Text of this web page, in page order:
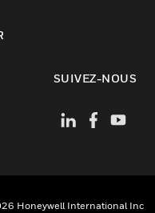
SUIVEZ-NOUS
Honeywell International Inc